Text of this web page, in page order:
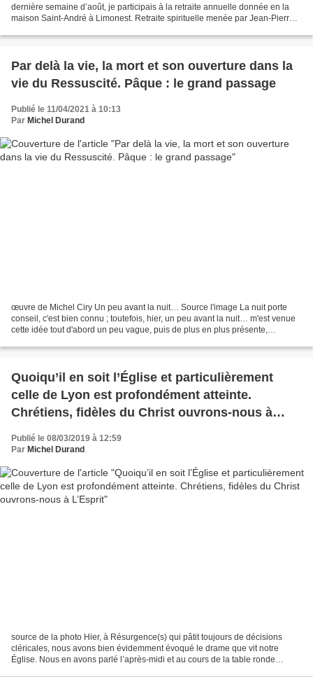
dernière semaine d’août, je participais à la retraite annuelle donnée en la
maison Saint-André à Limonest. Retraite spirituelle menée par Jean-Pierre
Par delà la vie, la mort et son ouverture dans la
vie du Ressuscité. Pâque : le grand passage
Publié le 11/04/2021 à 10:13
Par Michel Durand
œuvre de Michel Ciry Un peu avant la nuit… Source l'image La nuit porte
conseil, c'est bien connu ; toutefois, hier, un peu avant la nuit… m'est venue
cette idée tout d'abord un peu vague, puis de plus en plus présente,
Quoiqu’il en soit l’Église et particulièrement
celle de Lyon est profondément atteinte.
Chrétiens, fidèles du Christ ouvrons-nous à
L’Esprit
Publié le 08/03/2019 à 12:59
Par Michel Durand
source de la photo Hier, à Résurgence(s) qui pâtit toujours de décisions
cléricales, nous avons bien évidemment évoqué le drame que vit notre
Église. Nous en avons parlé l’après-midi et au cours de la table ronde